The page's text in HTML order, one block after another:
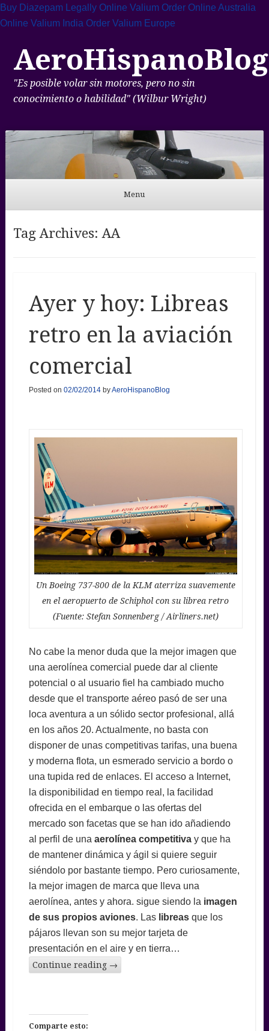
Buy Diazepam Legally Online Valium Order Online Australia
Online Valium India Order Valium Europe
AeroHispanoBlog
"Es posible volar sin motores, pero no sin
conocimiento o habilidad" (Wilbur Wright)
Menu
Tag Archives: AA
Ayer y hoy: Libreas
retro en la aviación
comercial
Posted on 02/02/2014byAeroHispanoBlog
Un Boeing 737-800 de la KLM aterriza suavemente
en el aeropuerto de Schiphol con su librea retro
(Fuente: Stefan Sonnenberg / Airliners.net)
No cabe la menor duda que la mejor imagen que
una aerolínea comercial puede dar al cliente
potencial o al usuario fiel ha cambiado mucho
desde que el transporte aéreo pasó de ser una
loca aventura a un sólido sector profesional, allá
en los años 20. Actualmente, no basta con
disponer de unas competitivas tarifas, una buena
y moderna flota, un esmerado servicio a bordo o
una tupida red de enlaces. El acceso a Internet,
la disponibilidad en tiempo real, la facilidad
ofrecida en el embarque o las ofertas del
mercado son facetas que se han ido añadiendo
al perfil de una aerolínea competitivay que ha
de mantener dinámica y ágil si quiere seguir
siéndolo por bastante tiempo. Pero curiosamente,
la mejor imagen de marca que lleva una
aerolínea, antes y ahora. sigue siendo la imagen
de sus propios aviones. Laslibreasque los
pájaros llevan son su mejor tarjeta de
presentación en el aire y en tierra…
Continue reading →
Comparte esto: